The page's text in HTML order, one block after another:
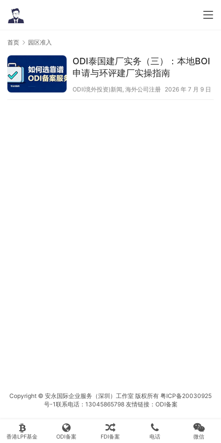
首页 园区准入
ODI泰国建厂实务（三）：本地BOI
申请与环评建厂实操指南
ODI(境外投资)新闻, 海外公司注册 2026 年 7 月 9 日
Copyright © 安永国际企业服务（深圳）工作室 版权所有 粤ICP备20030925
号-1联系电话：13045865798 友情链接： ODI备案
香港LPF基金 ODI备案 FDI备案 电话 微信